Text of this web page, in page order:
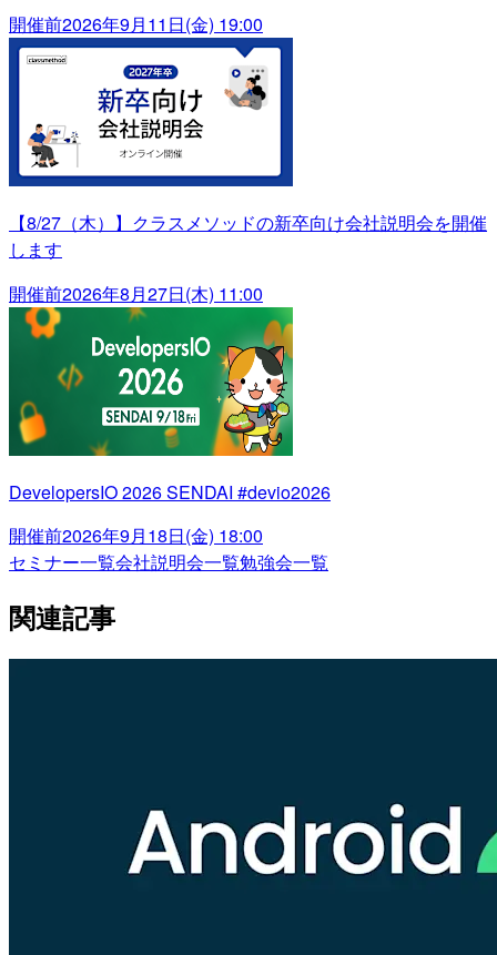
開催前2026年9月11日(金) 19:00
【8/27（木）】クラスメソッドの新卒向け会社説明会を開催
します
開催前2026年8月27日(木) 11:00
DevelopersIO 2026 SENDAI #devio2026
開催前2026年9月18日(金) 18:00
セミナー一覧会社説明会一覧勉強会一覧
関連記事